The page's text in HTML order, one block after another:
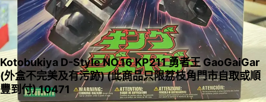
Kotobukiya D-Style NO.16 KP211 勇者王 GaoGaiGar
(外盒不完美及有污跡) (此商品只限荔枝角門市自取或順
豐到付) 10471